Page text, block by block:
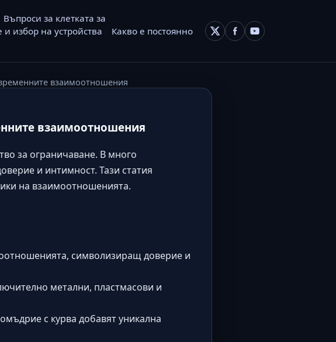
Въпроси за клетката за
избор на устройства
Какво е постоянно
взаимоотношения
взаимоотношения
за ограничаване. В много
и интимност. Тази статия
на взаимоотношенията.
символизиращ доверие и
метални, пластмасови и
с курва добавят уникална